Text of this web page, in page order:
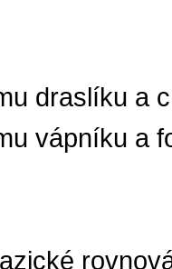
draslíku a
vápníku a